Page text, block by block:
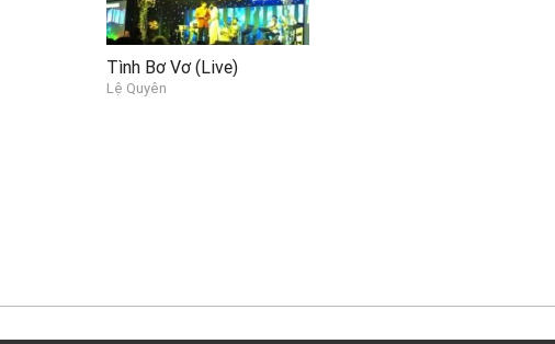
Tình Bơ Vơ (Live)
Lệ Quyên